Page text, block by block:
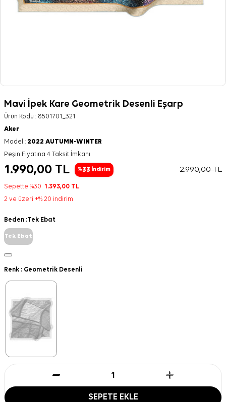
Mavi İpek Kare Geometrik Desenli Eşarp
Ürün Kodu : 8501701_321
Aker
Model : 2022 AUTUMN-WINTER
Peşin Fiyatına 4 Taksit İmkanı
1.990,00 TL %33 İndirim 2.990,00TL
Sepette %30 1.393,00 TL
2 ve üzeri +% 20 indirim
Beden :Tek Ebat
Tek Ebat
Renk : Geometrik Desenli
SEPETE EKLE